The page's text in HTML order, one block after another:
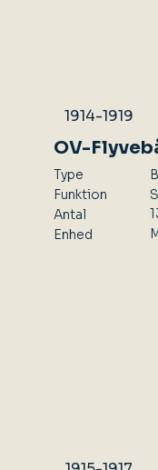
1914-1919
OV-
Type
Funktion
Antal
Enhed